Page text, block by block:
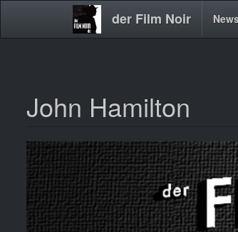
der Film Noir
Main
John Hamilton